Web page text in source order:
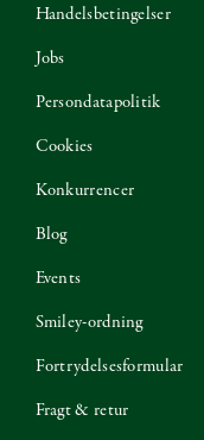
Handelsbetingelser
Jobs
Persondatapolitik
Cookies
Konkurrencer
Blog
Events
Smiley-ordning
Fortrydelsesformular
Fragt & retur